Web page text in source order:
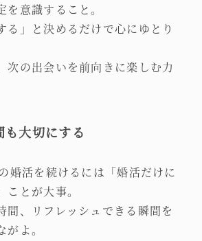
意識すること。
る」と決めるだけで心にゆとり
次の出会いを前向きに楽しむ力
大切にする
婚活を続けるには「婚活だけに
とが大事。
間、リフレッシュできる瞬間を
よ。